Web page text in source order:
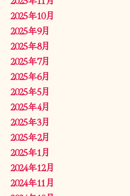
2025年10月
2025年9月
2025年8月
2025年7月
2025年6月
2025年5月
2025年4月
2025年3月
2025年2月
2025年1月
2024年12月
2024年11月